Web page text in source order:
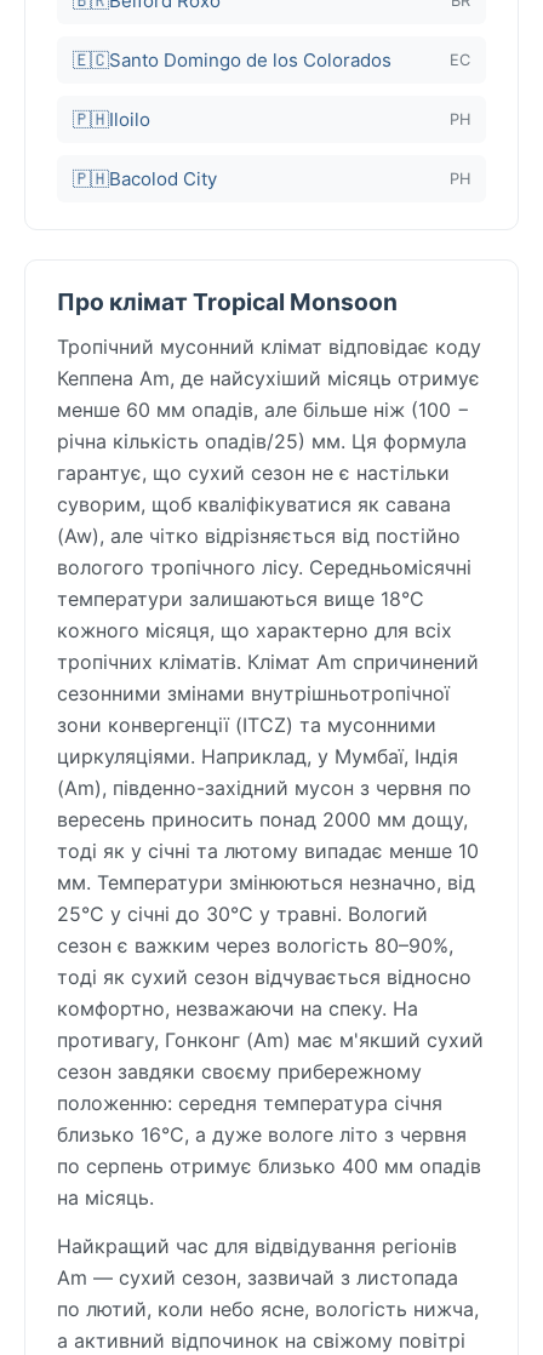
🇪🇨Santo Domingo de los Colorados EC
🇵🇭Iloilo PH
🇵🇭Bacolod City PH
Про клімат Tropical Monsoon
Тропічний мусонний клімат відповідає коду
Кеппена Am, де найсухіший місяць отримує
менше 60 мм опадів, але більше ніж (100 −
річна кількість опадів/25) мм. Ця формула
гарантує, що сухий сезон не є настільки
суворим, щоб кваліфікуватися як савана
(Aw), але чітко відрізняється від постійно
вологого тропічного лісу. Середньомісячні
температури залишаються вище 18°C
кожного місяця, що характерно для всіх
тропічних кліматів. Клімат Am спричинений
сезонними змінами внутрішньотропічної
зони конвергенції (ITCZ) та мусонними
циркуляціями. Наприклад, у Мумбаї, Індія
(Am), південно-західний мусон з червня по
вересень приносить понад 2000 мм дощу,
тоді як у січні та лютому випадає менше 10
мм. Температури змінюються незначно, від
25°C у січні до 30°C у травні. Вологий
сезон є важким через вологість 80–90%,
тоді як сухий сезон відчувається відносно
комфортно, незважаючи на спеку. На
противагу, Гонконг (Am) має м'якший сухий
сезон завдяки своєму прибережному
положенню: середня температура січня
близько 16°C, а дуже вологе літо з червня
по серпень отримує близько 400 мм опадів
на місяць.
Найкращий час для відвідування регіонів
Am — сухий сезон, зазвичай з листопада
по лютий, коли небо ясне, вологість нижча,
а активний відпочинок на свіжому повітрі